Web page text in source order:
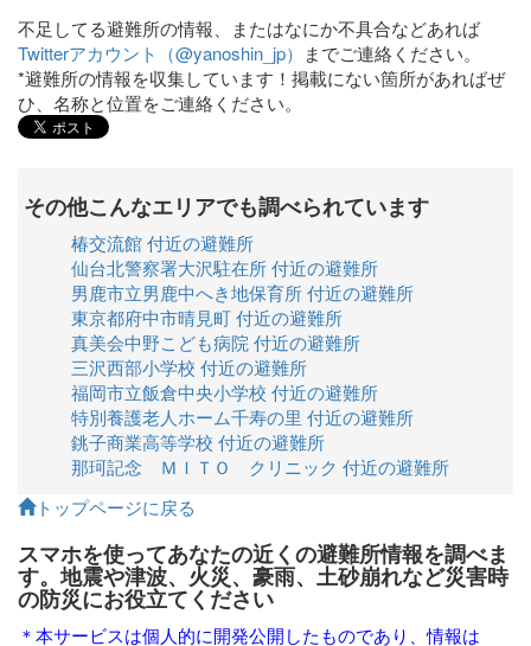
不足してる避難所の情報、またはなにか不具合などあれば
Twitterアカウント（@yanoshin_jp） までご連絡ください。
*避難所の情報を収集しています！掲載にない箇所があればぜ
ひ、名称と位置をご連絡ください。
その他こんなエリアでも調べられています
椿交流館 付近の避難所
仙台北警察署大沢駐在所 付近の避難所
男鹿市立男鹿中へき地保育所 付近の避難所
東京都府中市晴見町 付近の避難所
真美会中野こども病院 付近の避難所
三沢西部小学校 付近の避難所
福岡市立飯倉中央小学校 付近の避難所
特別養護老人ホーム千寿の里 付近の避難所
銚子商業高等学校 付近の避難所
那珂記念 ＭＩＴＯ クリニック 付近の避難所
トップページに戻る
スマホを使ってあなたの近くの避難所情報を調べま
す。地震や津波、火災、豪雨、土砂崩れなど災害時
の防災にお役立てください
＊本サービスは個人的に開発公開したものであり、情報は